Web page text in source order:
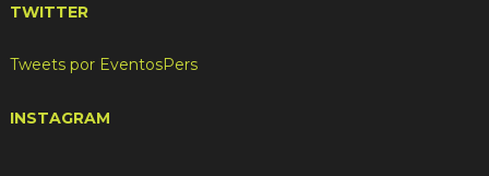
TWITTER
Tweets por EventosPers
INSTAGRAM